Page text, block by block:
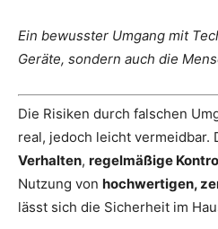
Ein bewusster Umgang mit
Geräte, sondern auch die
Die Risiken durch falschen
real, jedoch leicht vermeidbar.
Verhalten, regelmäßige
Nutzung von hochwertigen,
lässt sich die Sicherheit im